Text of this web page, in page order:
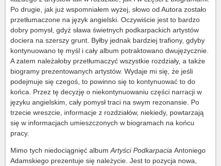
Po drugie, jak już wspomniałem wyżej, słowo od Autora zostało
przetłumaczone na język angielski. Oczywiście jest to bardzo
dobry pomysł, gdyż sława świetnych podkarpackich artystów
dociera na szerszy grunt. Byłby jednak bardziej trafiony, gdyby
kontynuowano tę myśl i cały album potraktowano dwujęzycznie.
A zatem należałoby przetłumaczyć wszystkie rozdziały, a także
biogramy prezentowanych artystów. Wydaje mi się, że jeśli
podejmuje się czegoś, to powinno się to kontynuować to do
końca. Przez tę decyzję o niekontynuowaniu części narracji w
języku angielskim, cały pomysł traci na swym rezonansie. Po
trzecie wreszcie, informacje z rozdziałów, niekiedy, powtarzają
się w informacjach umieszczonych w biogramach na końcu
pracy.
Mimo tych niedociągnięć album Artyści Podkarpacia Antoniego
Adamskiego prezentuje się należycie. Jest to pozycja nowa,